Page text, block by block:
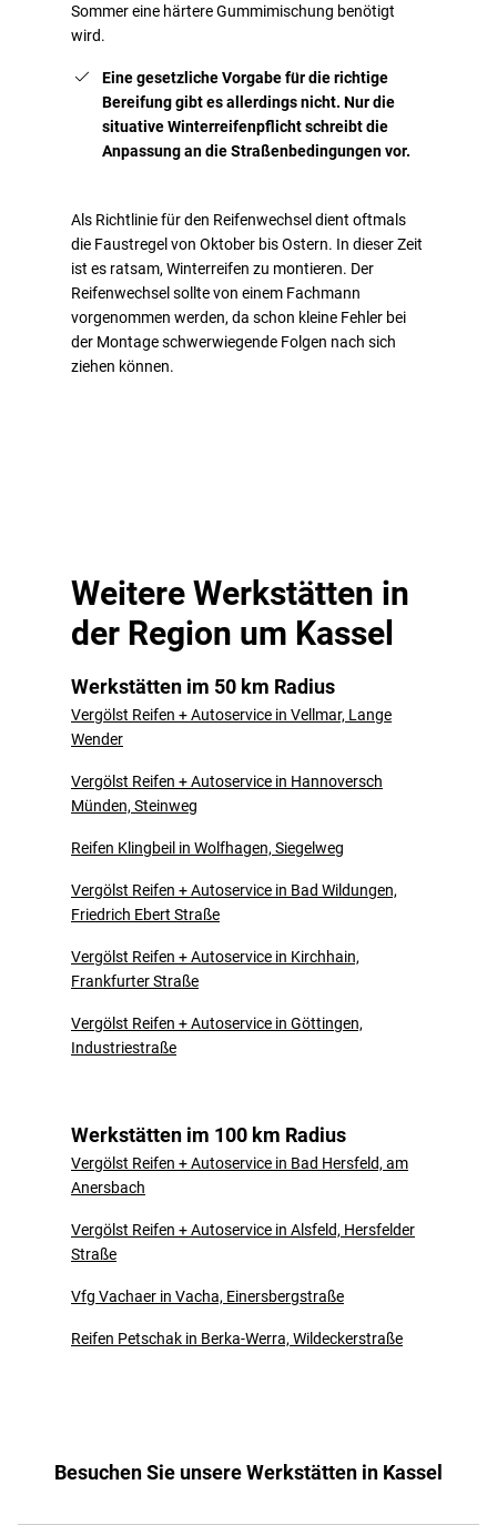
Sommer eine härtere Gummimischung benötigt
wird.
Eine gesetzliche Vorgabe für die richtige
Bereifung gibt es allerdings nicht. Nur die
situative Winterreifenpflicht schreibt die
Anpassung an die Straßenbedingungen vor.
Als Richtlinie für den Reifenwechsel dient oftmals
die Faustregel von Oktober bis Ostern. In dieser Zeit
ist es ratsam, Winterreifen zu montieren. Der
Reifenwechsel sollte von einem Fachmann
vorgenommen werden, da schon kleine Fehler bei
der Montage schwerwiegende Folgen nach sich
ziehen können.
Weitere Werkstätten in
der Region um Kassel
Werkstätten im 50 km Radius
Vergölst Reifen + Autoservice in Vellmar, Lange
Wender
Vergölst Reifen + Autoservice in Hannoversch
Münden, Steinweg
Reifen Klingbeil in Wolfhagen, Siegelweg
Vergölst Reifen + Autoservice in Bad Wildungen,
Friedrich Ebert Straße
Vergölst Reifen + Autoservice in Kirchhain,
Frankfurter Straße
Vergölst Reifen + Autoservice in Göttingen,
Industriestraße
Werkstätten im 100 km Radius
Vergölst Reifen + Autoservice in Bad Hersfeld, am
Anersbach
Vergölst Reifen + Autoservice in Alsfeld, Hersfelder
Straße
Vfg Vachaer in Vacha, Einersbergstraße
Reifen Petschak in Berka-Werra, Wildeckerstraße
Besuchen Sie unsere Werkstätten in Kassel